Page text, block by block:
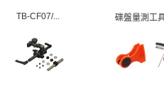
TB-CF07/... 碟盤量測工